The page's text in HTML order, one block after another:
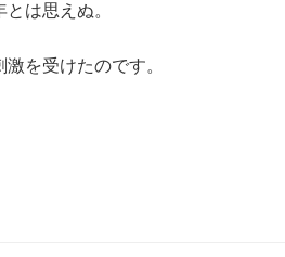
は思えぬ。
を受けたのです。